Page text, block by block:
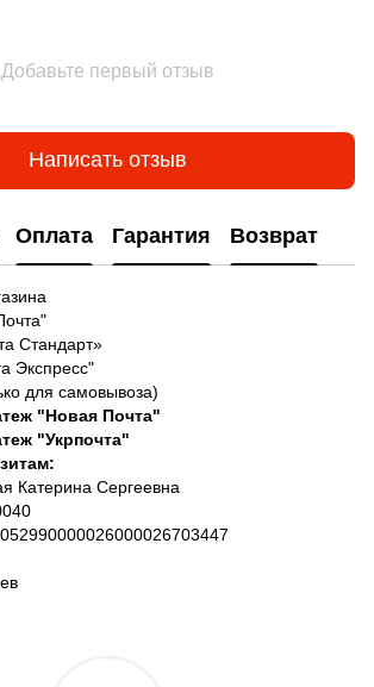
Добавьте первый отзыв
Написать отзыв
Оплата Гарантия Возврат
Стандарт»
Экспресс"
для самовывоза)
"Новая Почта"
"Укрпочта"
Катерина Сергеевна